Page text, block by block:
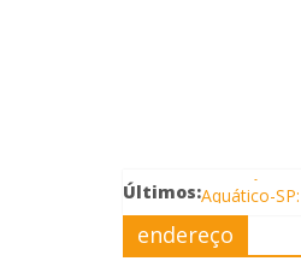
Últimos:
Conheça a
Aquático-
Rodovias
endereço